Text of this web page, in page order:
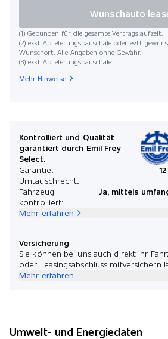
(1) Gebunden für die gesamte Vertragslaufzeit.
(2) exkl. Ablieferungspauschale oder evtl.
Wunschort. Alle Angaben ohne Gewähr.
(3) exkl. Ablieferungspauschale
Wunschauto
Mehr Hinweise
Kontrolliert und Qualität
garantiert durch Emil Frey
Select.
Garantie:
Umtauschrecht:
Fahrzeug
kontrolliert:
Ja, mittels
Mehr erfahren
Versicherung
Sie können bei uns auch direkt Ihr
oder Leasingsabschluss mitversichern
Mehr erfahren
Umwelt- und Energiedaten